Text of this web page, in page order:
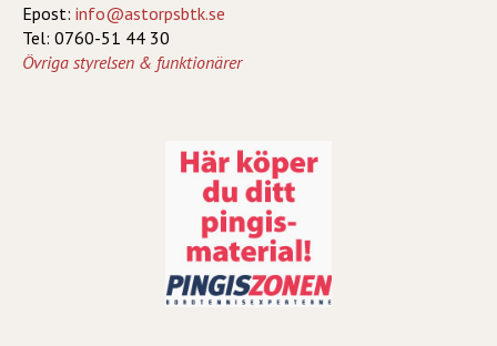
Epost: info@astorpsbtk.se
Tel: 0760-51 44 30
Övriga styrelsen & funktionärer